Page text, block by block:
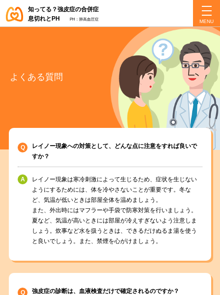
知ってる？強皮症の合併症
息切れとPH
PH：肺高血圧症
よくある質問
レイノー現象への対策として、どんな点に注意をすれば良いで
すか？
レイノー現象は寒冷刺激によって生じるため、症状を生じない
ようにするためには、体を冷やさないことが重要です。冬な
ど、気温が低いときは部屋全体を温めましょう。
また、外出時にはマフラーや手袋で防寒対策を行いましょう。
夏など、気温が高いときには部屋が冷えすぎないよう注意しま
しょう。炊事など水を扱うときは、できるだけぬるま湯を使う
と良いでしょう。また、禁煙を心がけましょう。
強皮症の診断は、血液検査だけで確定されるのですか？